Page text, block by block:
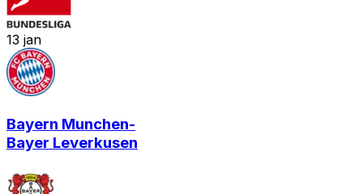
13 jan
Bayern Munchen-
Bayer Leverkusen